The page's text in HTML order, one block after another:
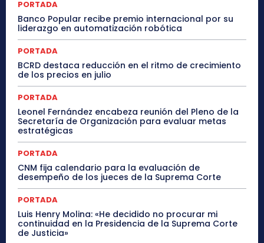
PORTADA
Banco Popular recibe premio internacional por su
liderazgo en automatización robótica
PORTADA
BCRD destaca reducción en el ritmo de crecimiento
de los precios en julio
PORTADA
Leonel Fernández encabeza reunión del Pleno de la
Secretaría de Organización para evaluar metas
estratégicas
PORTADA
CNM fija calendario para la evaluación de
desempeño de los jueces de la Suprema Corte
PORTADA
Luis Henry Molina: «He decidido no procurar mi
continuidad en la Presidencia de la Suprema Corte
de Justicia»